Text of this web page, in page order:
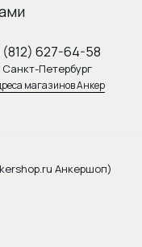
(812) 627-64-58
Санкт-Петербург
магазинов Анкер
Анкершоп)